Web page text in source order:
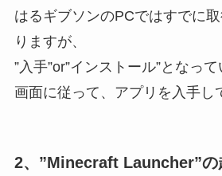
はるギブソンのPCではすでに
りますが、
”入手”or”インストール”となって
画面に従って、アプリを入手し
2、”Minecraft Launcher”の